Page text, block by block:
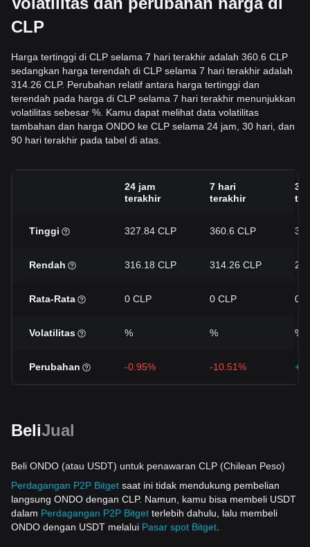
CLP
Harga tertinggi di CLP selama 7 hari terakhir adalah 360.6 CLP
sedangkan harga terendah di CLP selama 7 hari terakhir adalah
314.26 CLP. Perubahan relatif antara harga tertinggi dan
terendah pada harga di CLP selama 7 hari terakhir menunjukkan
volatilitas sebesar %. Kamu dapat melihat data volatilitas
tambahan dan harga ONDO ke CLP selama 24 jam, 30 hari, dan
90 hari terakhir pada tabel di atas.
24 jam
terakhir
7 hari
terakhir
30
Tinggi 327.84 CLP 360.6 CLP
Rendah 316.18 CLP 314.26 CLP
Rata-Rata 0 CLP 0 CLP 0
Volatilitas % % %
Perubahan -0.95% -10.51%
BeliJual
Beli ONDO (atau USDT) untuk penawaran CLP (Chilean Peso)
Perdagangan P2P Bitget saat ini tidak mendukung pembelian
langsung ONDO dengan CLP. Namun, kamu bisa membeli USDT
dalam Perdagangan P2P Bitget terlebih dahulu, lalu membeli
ONDO dengan USDT melalui Pasar spot Bitget